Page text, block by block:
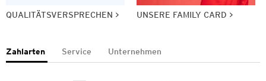
QUALITÄTSVERSPRECHEN UNSERE FAMILY CARD
Zahlarten Service Unternehmen